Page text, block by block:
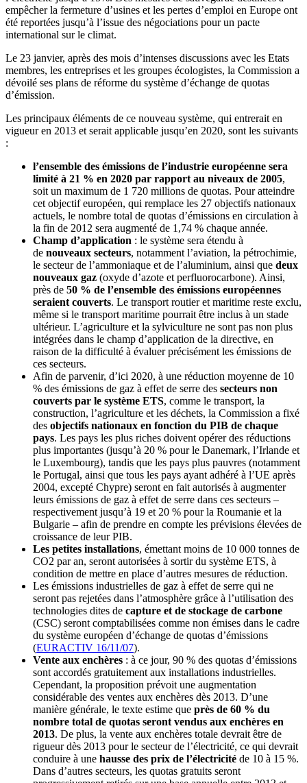
empêcher la fermeture d’usines et les pertes d’emploi en Europe ont
été reportées jusqu’à l’issue des négociations pour un pacte
international sur le climat.
Le 23 janvier, après des mois d’intenses discussions avec les Etats
membres, les entreprises et les groupes écologistes, la Commission a
dévoilé ses plans de réforme du système d’échange de quotas
d’émission.
Les principaux éléments de ce nouveau système, qui entrerait en
vigueur en 2013 et serait applicable jusqu’en 2020, sont les suivants
:
l’ensemble des émissions de l’industrie européenne sera
limité à 21 % en 2020 par rapport au niveaux de 2005,
soit un maximum de 1 720 millions de quotas. Pour atteindre
cet objectif européen, qui remplace les 27 objectifs nationaux
actuels, le nombre total de quotas d’émissions en circulation à
la fin de 2012 sera augmenté de 1,74 % chaque année.
Champ d’application : le système sera étendu à
de nouveaux secteurs, notamment l’aviation, la pétrochimie,
le secteur de l’ammoniaque et de l’aluminium, ainsi que deux
nouveaux gaz (oxyde d’azote et perfluorocarbone). Ainsi,
près de 50 % de l’ensemble des émissions européennes
seraient couverts. Le transport routier et maritime reste exclu,
même si le transport maritime pourrait être inclus à un stade
ultérieur. L’agriculture et la sylviculture ne sont pas non plus
intégrées dans le champ d’application de la directive, en
raison de la difficulté à évaluer précisément les émissions de
ces secteurs.
Afin de parvenir, d’ici 2020, à une réduction moyenne de 10
% des émissions de gaz à effet de serre des secteurs non
couverts par le système ETS, comme le transport, la
construction, l’agriculture et les déchets, la Commission a fixé
des objectifs nationaux en fonction du PIB de chaque
pays. Les pays les plus riches doivent opérer des réductions
plus importantes (jusqu’à 20 % pour le Danemark, l’Irlande et
le Luxembourg), tandis que les pays plus pauvres (notamment
le Portugal, ainsi que tous les pays ayant adhéré à l’UE après
2004, excepté Chypre) seront en fait autorisés à augmenter
leurs émissions de gaz à effet de serre dans ces secteurs –
respectivement jusqu’à 19 et 20 % pour la Roumanie et la
Bulgarie – afin de prendre en compte les prévisions élevées de
croissance de leur PIB.
Les petites installations, émettant moins de 10 000 tonnes de
CO2 par an, seront autorisées à sortir du système ETS, à
condition de mettre en place d’autres mesures de réduction.
Les émissions industrielles de gaz à effet de serre qui ne
seront pas rejetées dans l’atmosphère grâce à l’utilisation des
technologies dites de capture et de stockage de carbone
(CSC) seront comptabilisées comme non émises dans le cadre
du système européen d’échange de quotas d’émissions
(EURACTIV 16/11/07).
Vente aux enchères : à ce jour, 90 % des quotas d’émissions
sont accordés gratuitement aux installations industrielles.
Cependant, la proposition prévoit une augmentation
considérable des ventes aux enchères dès 2013. D’une
manière générale, le texte estime que près de 60 % du
nombre total de quotas seront vendus aux enchères en
2013. De plus, la vente aux enchères totale devrait être de
rigueur dès 2013 pour le secteur de l’électricité, ce qui devrait
conduire à une hausse des prix de l’électricité de 10 à 15 %.
Dans d’autres secteurs, les quotas gratuits seront